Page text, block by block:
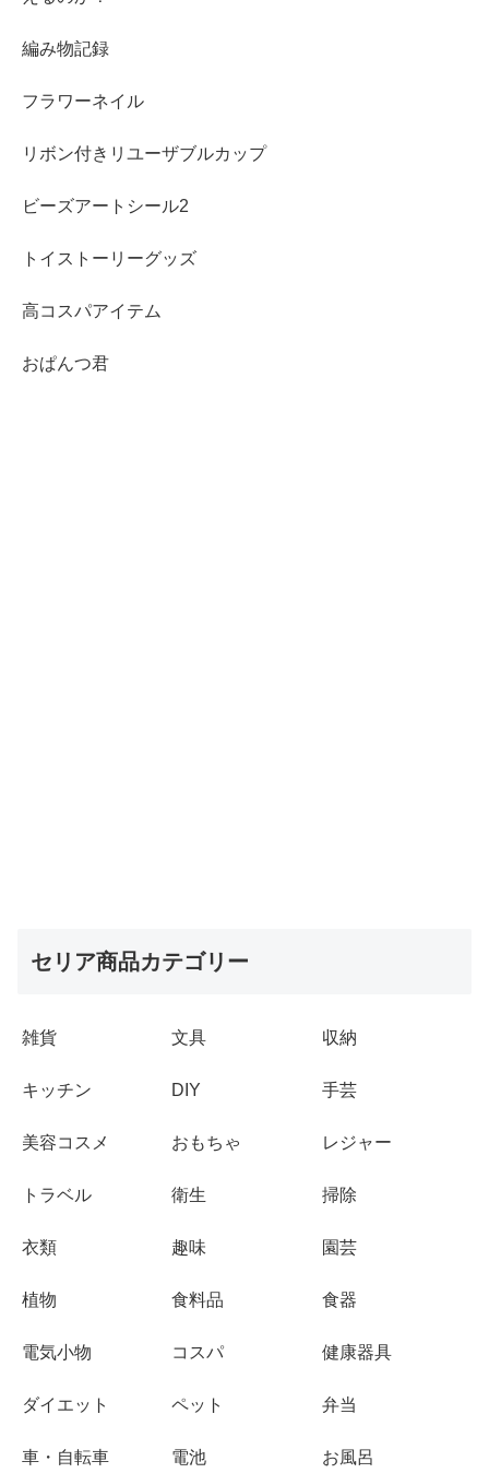
編み物記録
フラワーネイル
リボン付きリユーザブルカップ
ビーズアートシール2
トイストーリーグッズ
高コスパアイテム
おぱんつ君
セリア商品カテゴリー
雑貨 文具 収納
キッチン DIY 手芸
美容コスメ おもちゃ レジャー
トラベル 衛生 掃除
衣類 趣味 園芸
植物 食料品 食器
電気小物 コスパ 健康器具
ダイエット ペット 弁当
車・自転車 電池 お風呂